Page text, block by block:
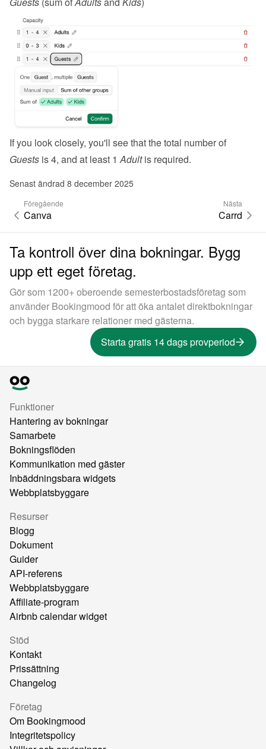
Guests is 4, and at least 1 Adult is required.
Senast ändrad 8 december 2025
Föregående
Canva
Nästa
Carrd
Ta kontroll över dina bokningar. Bygg
upp ett eget företag.
Gör som 1200+ oberoende semesterbostadsföretag som
använder Bookingmood för att öka antalet direktbokningar
och bygga starkare relationer med gästerna.
Starta gratis 14 dags provperiod
Funktioner
Hantering av bokningar
Samarbete
Bokningsflöden
Kommunikation med gäster
Inbäddningsbara widgets
Webbplatsbyggare
Resurser
Blogg
Dokument
Guider
API-referens
Webbplatsbyggare
Affiliate-program
Airbnb calendar widget
Stöd
Kontakt
Prissättning
Changelog
Företag
Om Bookingmood
Integritetspolicy